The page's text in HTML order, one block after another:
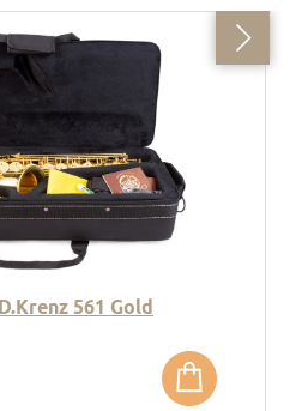
561 Gold